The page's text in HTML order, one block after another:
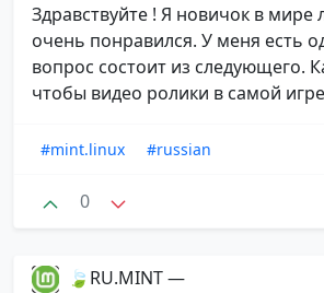
Здравствуйте ! Я новичок в мире
очень понравился. У меня есть
вопрос состоит из следующего.
чтобы видео ролики в самой
#mint.linux #russian
0
🍃RU.MINT —